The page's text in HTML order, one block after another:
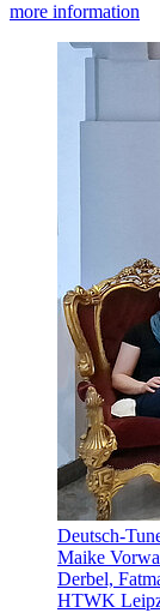
more information
Deutsch-
Maike
Derbel,
HTWK